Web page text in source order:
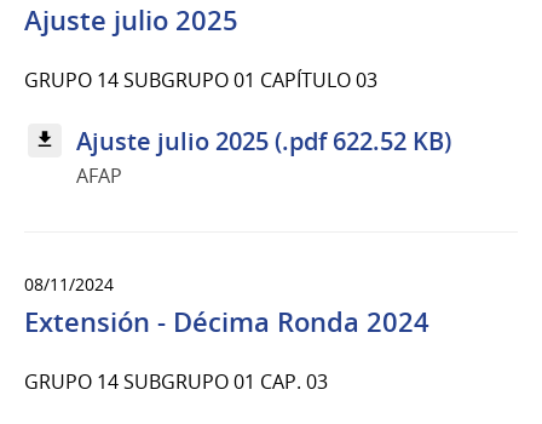
Ajuste julio 2025
GRUPO 14 SUBGRUPO 01 CAPÍTULO 03
Ajuste julio 2025 (.pdf 622.52 KB)
AFAP
08/11/2024
Extensión - Décima Ronda 2024
GRUPO 14 SUBGRUPO 01 CAP. 03